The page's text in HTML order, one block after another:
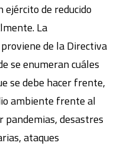
ejército de reducido
La
de la Directiva
se enumeran cuáles
se debe hacer frente,
ambiente frente al
desastres
ataques